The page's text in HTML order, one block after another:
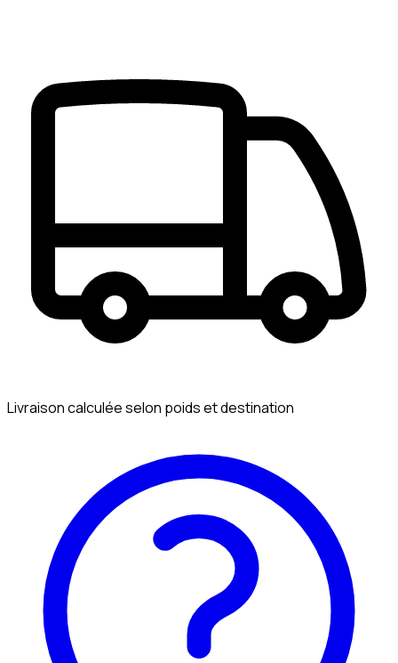
Livraison calculée selon poids et destination